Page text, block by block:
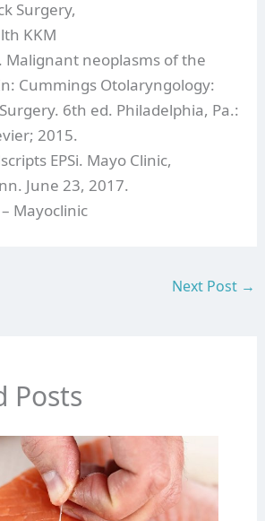
Surgery,
KKM
Malignant neoplasms of the
Cummings Otolaryngology:
6th ed. Philadelphia, Pa.:
2015.
EPSi. Mayo Clinic,
June 23, 2017.
– Mayoclinic
Next Post →
Posts